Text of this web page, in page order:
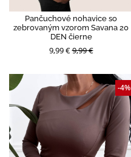
Pančuchové nohavice so
zebrovaným vzorom Savana 20
DEN čierne
9,99 €9,99 €
-4%